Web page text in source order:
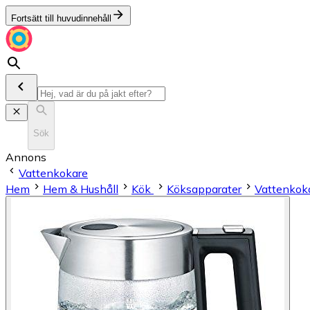
Fortsätt till huvudinnehåll
Sök
Annons
Vattenkokare
Hem
Hem & Hushåll Kök Köksapparater